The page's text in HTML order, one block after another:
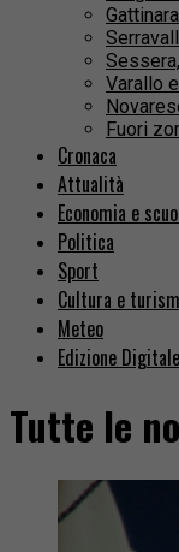
Varallo
Fuori
Cronaca
Attualità
Economia e
Politica
Sport
Cultura e
Meteo
Edizione Digitale
Tutte le